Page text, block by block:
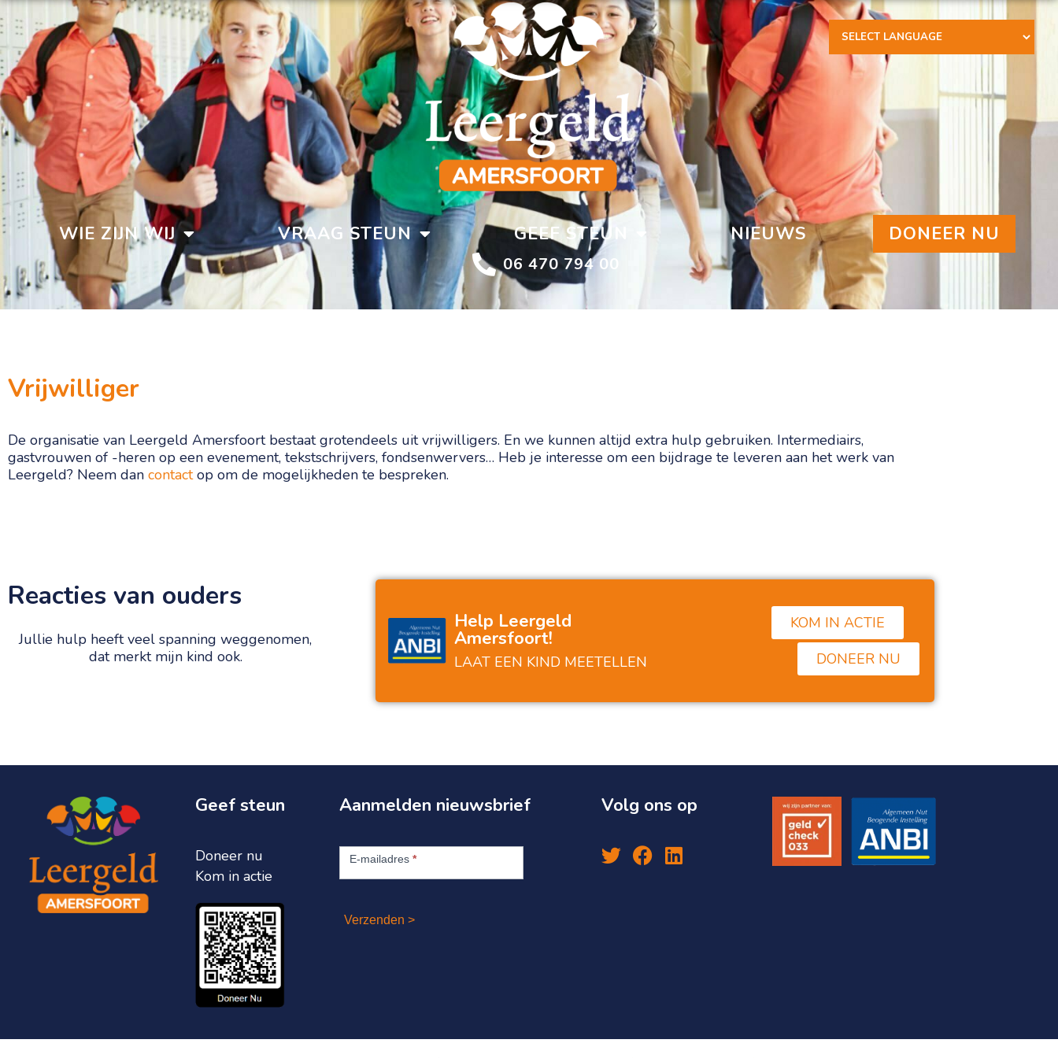
Powered by
WIE ZIJN WIJ VRAAG STEUN GEEF STEUN NIEUWS DONEER NU
06 470 794 00
Vrijwilliger
De organisatie van Leergeld Amersfoort bestaat grotendeels uit vrijwilligers. En we kunnen altijd extra hulp gebruiken. Intermediairs,
gastvrouwen of -heren op een evenement, tekstschrijvers, fondsenwervers… Heb je interesse om een bijdrage te leveren aan het werk van
Leergeld? Neem dan contactop om de mogelijkheden te bespreken.
Reacties van ouders
Jullie hulp heeft veel spanning weggenomen,
dat merkt mijn kind ook.
Leergeld stond klaar en hielp zonder te
oordelen. Helemaal top.
Het is zo goed dat dit bestaat…!
Help Leergeld
Amersfoort!
LAAT EEN KIND MEETELLEN
KOM IN ACTIE
DONEER NU
Geef steun
Doneer nu
Kom in actie
Aanmelden nieuwsbrief
nieuwsbrief
E-mailadres*
Verzenden >
Volg ons op